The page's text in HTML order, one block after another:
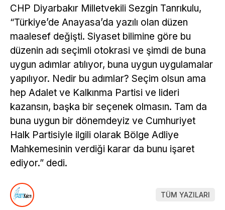
CHP Diyarbakır Milletvekili Sezgin Tanrıkulu,
“Türkiye’de Anayasa’da yazılı olan düzen
maalesef değişti. Siyaset bilimine göre bu
düzenin adı seçimli otokrasi ve şimdi de buna
uygun adımlar atılıyor, buna uygun uygulamalar
yapılıyor. Nedir bu adımlar? Seçim olsun ama
hep Adalet ve Kalkınma Partisi ve lideri
kazansın, başka bir seçenek olmasın. Tam da
buna uygun bir dönemdeyiz ve Cumhuriyet
Halk Partisiyle ilgili olarak Bölge Adliye
Mahkemesinin verdiği karar da bunu işaret
ediyor.” dedi.
TÜM YAZILARI